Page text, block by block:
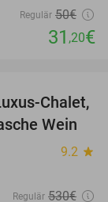
Regulär 50€
31 ,20€
72%
Chalet,
Wein
9.2 star
Regulär 530€